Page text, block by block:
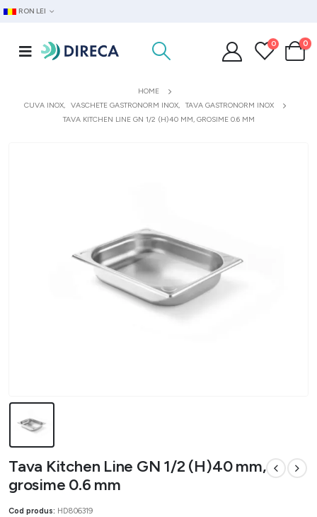
RON LEI
0 0
HOME
CUVA INOX, VASCHETE GASTRONORM INOX, TAVA GASTRONORM INOX
TAVA KITCHEN LINE GN 1/2 (H)40 MM, GROSIME 0.6 MM
Tava Kitchen Line GN 1/2 (H)40 mm,
grosime 0.6 mm
Cod produs: HD806319